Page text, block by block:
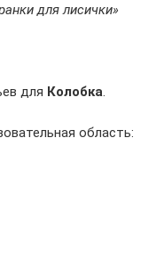
для лисички»
для Колобка.
область: